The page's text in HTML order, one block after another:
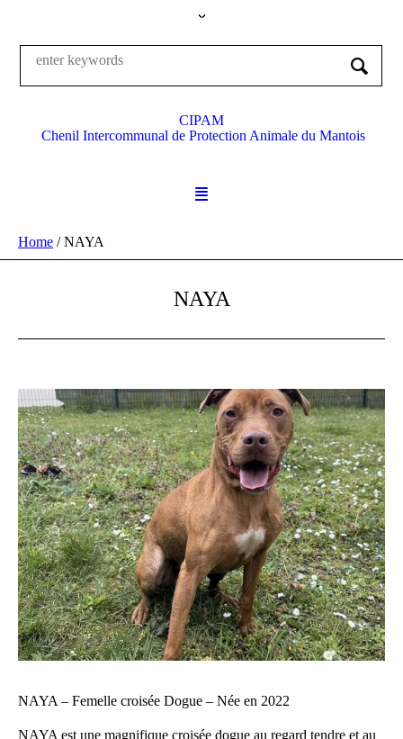
CIPAM
Chenil Intercommunal de Protection Animale du Mantois
Home /NAYA
NAYA
NAYA – Femelle croisée Dogue –Née en 2022
NAYA est une magnifique croisée dogue au regard tendre et au